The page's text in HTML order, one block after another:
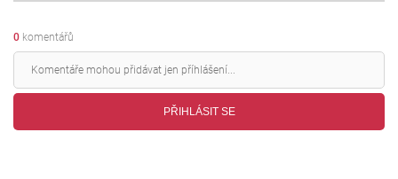
0 komentářů
PŘIHLÁSIT SE